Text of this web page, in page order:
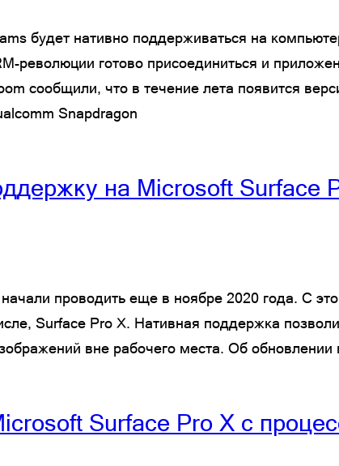
будет нативно поддерживаться на
революции готово присоединиться и
сообщили, что в течение лета появится
Snapdragon
на Microsoft Surface
проводить еще в ноябре 2020 года. С
Surface Pro X. Нативная поддержка
вне рабочего места. Об обновлении
Surface Pro X с